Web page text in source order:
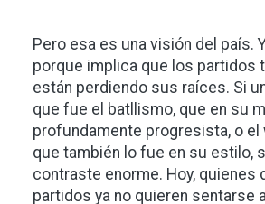
Pero esa es una visión del país.
porque implica que los partidos
están perdiendo sus raíces. Si
que fue el batllismo, que en su
profundamente progresista, o el
que también lo fue en su estilo,
contraste enorme. Hoy, quienes
partidos ya no quieren sentarse